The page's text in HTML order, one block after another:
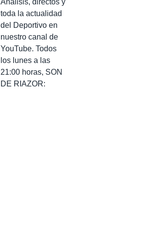
toda la actualidad
del Deportivo en
nuestro canal de
YouTube. Todos
los lunes a las
21:00 horas, SON
DE RIAZOR: